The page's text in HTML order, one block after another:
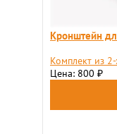
Кронштейн
Комплект из
Цена: 800 ₽